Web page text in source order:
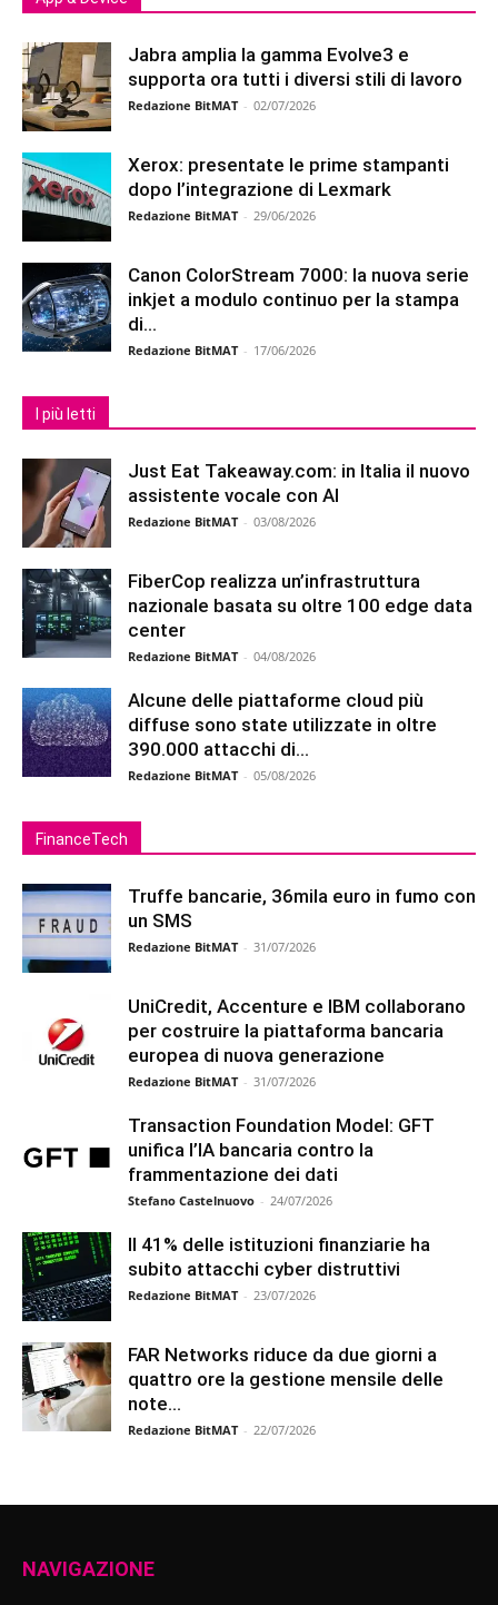
Jabra amplia la gamma Evolve3 e
supporta ora tutti i diversi stili di lavoro
Redazione BitMAT - 02/07/2026
Xerox: presentate le prime stampanti
dopo l’integrazione di Lexmark
Redazione BitMAT - 29/06/2026
Canon ColorStream 7000: la nuova serie
inkjet a modulo continuo per la stampa
di...
Redazione BitMAT - 17/06/2026
I più letti
Just Eat Takeaway.com: in Italia il nuovo
assistente vocale con AI
Redazione BitMAT - 03/08/2026
FiberCop realizza un’infrastruttura
nazionale basata su oltre 100 edge data
center
Redazione BitMAT - 04/08/2026
Alcune delle piattaforme cloud più
diffuse sono state utilizzate in oltre
390.000 attacchi di...
Redazione BitMAT - 05/08/2026
FinanceTech
Truffe bancarie, 36mila euro in fumo con
un SMS
Redazione BitMAT - 31/07/2026
UniCredit, Accenture e IBM collaborano
per costruire la piattaforma bancaria
europea di nuova generazione
Redazione BitMAT - 31/07/2026
Transaction Foundation Model: GFT
unifica l’IA bancaria contro la
frammentazione dei dati
Stefano Castelnuovo - 24/07/2026
Il 41% delle istituzioni finanziarie ha
subito attacchi cyber distruttivi
Redazione BitMAT - 23/07/2026
FAR Networks riduce da due giorni a
quattro ore la gestione mensile delle
note...
Redazione BitMAT - 22/07/2026
NAVIGAZIONE